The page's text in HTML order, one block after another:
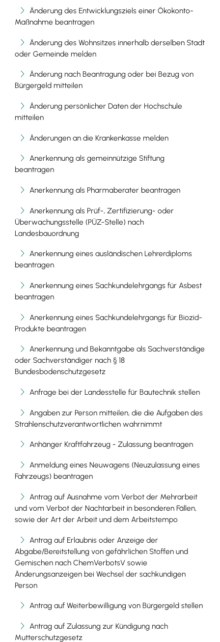
Änderung des Entwicklungsziels einer Ökokonto-
Maßnahme beantragen
Änderung des Wohnsitzes innerhalb derselben Stadt
oder Gemeinde melden
Änderung nach Beantragung oder bei Bezug von
Bürgergeld mitteilen
Änderung persönlicher Daten der Hochschule
mitteilen
Änderungen an die Krankenkasse melden
Anerkennung als gemeinnützige Stiftung
beantragen
Anerkennung als Pharmaberater beantragen
Anerkennung als Prüf-, Zertifizierung- oder
Überwachungsstelle (PÜZ-Stelle) nach
Landesbauordnung
Anerkennung eines ausländischen Lehrerdiploms
beantragen
Anerkennung eines Sachkundelehrgangs für Asbest
beantragen
Anerkennung eines Sachkundelehrgangs für Biozid-
Produkte beantragen
Anerkennung und Bekanntgabe als Sachverständige
oder Sachverständiger nach § 18
Bundesbodenschutzgesetz
Anfrage bei der Landesstelle für Bautechnik stellen
Angaben zur Person mitteilen, die die Aufgaben des
Strahlenschutzverantwortlichen wahrnimmt
Anhänger Kraftfahrzeug - Zulassung beantragen
Anmeldung eines Neuwagens (Neuzulassung eines
Fahrzeugs) beantragen
Antrag auf Ausnahme vom Verbot der Mehrarbeit
und vom Verbot der Nachtarbeit in besonderen Fällen,
sowie der Art der Arbeit und dem Arbeitstempo
Antrag auf Erlaubnis oder Anzeige der
Abgabe/Bereitstellung von gefährlichen Stoffen und
Gemischen nach ChemVerbotsV sowie
Änderungsanzeigen bei Wechsel der sachkundigen
Person
Antrag auf Weiterbewilligung von Bürgergeld stellen
Antrag auf Zulassung zur Kündigung nach
Mutterschutzgesetz